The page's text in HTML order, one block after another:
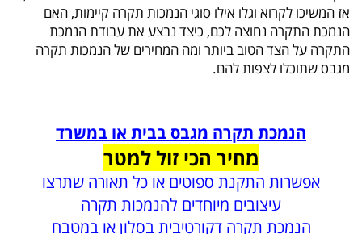
אז המשיכו לקרוא וגלו אילו סוגי הנמכות תקרה קיימות, האם
הנמכת התקרה נחוצה לכם, כיצד נבצע את עבודת הנמכת
התקרה על הצד הטוב ביותר ומה המחירים של הנמכות תקרה
מגבס שתוכלו לצפות להם.
הנמכת תקרה מגבס בבית או במשרד
מחיר הכי זול למטר
אפשרות התקנת ספוטים או כל תאורה שתרצו
עיצובים מיוחדים להנמכות תקרה
הנמכת תקרה דקורטיבית בסלון או במטבח